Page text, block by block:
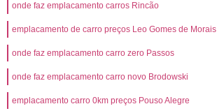
onde faz emplacamento carros Rincão
emplacamento de carro preços Leo Gomes de Morais
onde faz emplacamento carro zero Passos
onde faz emplacamento carro novo Brodowski
emplacamento carro 0km preços Pouso Alegre